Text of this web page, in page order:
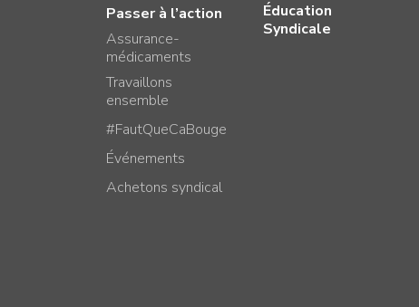
Passer à l’action
Assurance-
médicaments
Travaillons
ensemble
#FautQueCaBouge
Événements
Achetons syndical
Éducation
Syndicale